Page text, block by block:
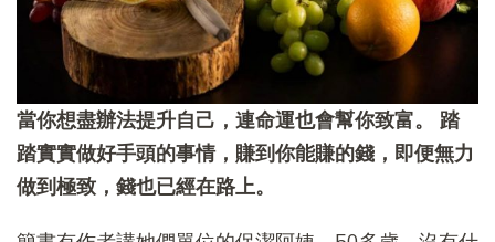
當你想盡辦法提升自己，連命運也會幫你致富。
踏
踏實實做好手頭的事情，賺到你能賺的錢，即便無力
做到極致，錢也已經在路上。